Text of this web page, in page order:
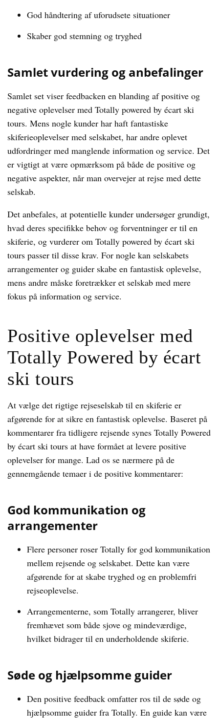
God håndtering af uforudsete situationer
Skaber god stemning og tryghed
Samlet vurdering og anbefalinger
Samlet set viser feedbacken en blanding af positive og
negative oplevelser med Totally powered by écart ski
tours. Mens nogle kunder har haft fantastiske
skiferieoplevelser med selskabet, har andre oplevet
udfordringer med manglende information og service. Det
er vigtigt at være opmærksom på både de positive og
negative aspekter, når man overvejer at rejse med dette
selskab.
Det anbefales, at potentielle kunder undersøger grundigt,
hvad deres specifikke behov og forventninger er til en
skiferie, og vurderer om Totally powered by écart ski
tours passer til disse krav. For nogle kan selskabets
arrangementer og guider skabe en fantastisk oplevelse,
mens andre måske foretrækker et selskab med mere
fokus på information og service.
Positive oplevelser med
Totally Powered by écart
ski tours
At vælge det rigtige rejseselskab til en skiferie er
afgørende for at sikre en fantastisk oplevelse. Baseret på
kommentarer fra tidligere rejsende synes Totally Powered
by écart ski tours at have formået at levere positive
oplevelser for mange. Lad os se nærmere på de
gennemgående temaer i de positive kommentarer:
God kommunikation og
arrangementer
Flere personer roser Totally for god kommunikation
mellem rejsende og selskabet. Dette kan være
afgørende for at skabe tryghed og en problemfri
rejseoplevelse.
Arrangementerne, som Totally arrangerer, bliver
fremhævet som både sjove og mindeværdige,
hvilket bidrager til en underholdende skiferie.
Søde og hjælpsomme guider
Den positive feedback omfatter ros til de søde og
hjælpsomme guider fra Totally. En guide kan være